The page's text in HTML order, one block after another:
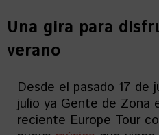
Una gira para
verano
Desde el pasado 17 de
julio ya Gente de Zona
reciente Europe Tour